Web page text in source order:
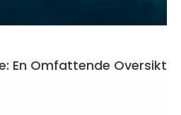
En Omfattende Oversikt